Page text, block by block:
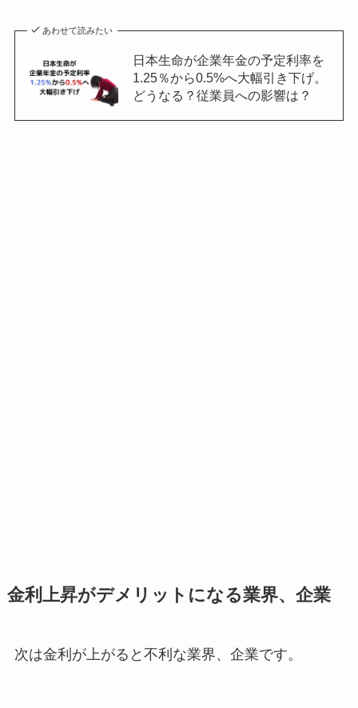
あわせて読みたい
日本生命が企業年金の予定利率を
1.25％から0.5%へ大幅引き下げ。
どうなる？従業員への影響は？
金利上昇がデメリットになる業界、企業
次は金利が上がると不利な業界、企業です。